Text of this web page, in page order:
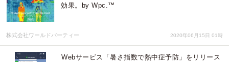
効果。by Wpc.™
株式会社ワールドパーティー 2020年06月15日 01時
Webサービス「暑さ指数で熱中症予防」をリリース